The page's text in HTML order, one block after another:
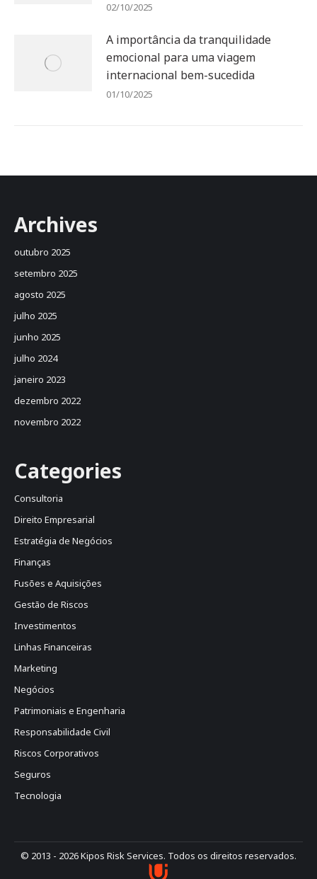
02/10/2025
A importância da tranquilidade
emocional para uma viagem
internacional bem-sucedida
01/10/2025
Archives
outubro 2025
setembro 2025
agosto 2025
julho 2025
junho 2025
julho 2024
janeiro 2023
dezembro 2022
novembro 2022
Categories
Consultoria
Direito Empresarial
Estratégia de Negócios
Finanças
Fusões e Aquisições
Gestão de Riscos
Investimentos
Linhas Financeiras
Marketing
Negócios
Patrimoniais e Engenharia
Responsabilidade Civil
Riscos Corporativos
Seguros
Tecnologia
© 2013 - 2026 Kipos Risk Services. Todos os direitos reservados.